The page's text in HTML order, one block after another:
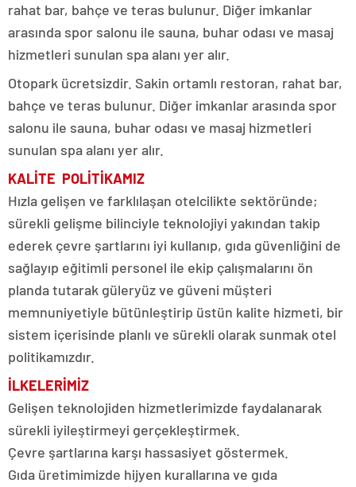
rahat bar, bahçe ve teras bulunur. Diğer imkanlar
arasında spor salonu ile sauna, buhar odası ve masaj
hizmetleri sunulan spa alanı yer alır.
Otopark ücretsizdir. Sakin ortamlı restoran, rahat bar,
bahçe ve teras bulunur. Diğer imkanlar arasında spor
salonu ile sauna, buhar odası ve masaj hizmetleri
sunulan spa alanı yer alır.
KALİTE POLİTİKAMIZ
Hızla gelişen ve farklılaşan otelcilikte sektöründe;
sürekli gelişme bilinciyle teknolojiyi yakından takip
ederek çevre şartlarını iyi kullanıp, gıda güvenliğini de
sağlayıp eğitimli personel ile ekip çalışmalarını ön
planda tutarak güleryüz ve güveni müşteri
memnuniyetiyle bütünleştirip üstün kalite hizmeti, bir
sistem içerisinde planlı ve sürekli olarak sunmak otel
politikamızdır.
İLKELERİMİZ
Gelişen teknolojiden hizmetlerimizde faydalanarak
sürekli iyileştirmeyi gerçekleştirmek.
Çevre şartlarına karşı hassasiyet göstermek.
Gıda üretimimizde hijyen kurallarına ve gıda